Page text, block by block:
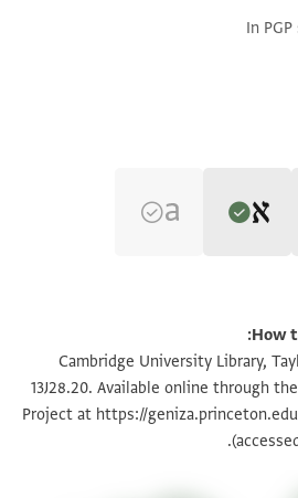
In
ם געלת
משמי
T-S
How
Cambridge University Library,
13J28.20. Available online through
Project athttps://